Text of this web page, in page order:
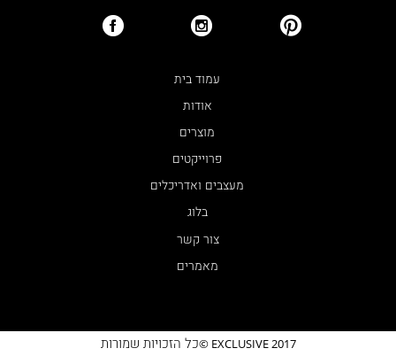
עמוד בית
אודות
מוצרים
פרוייקטים
מעצבים ואדריכלים
בלוג
צור קשר
מאמרים
EXCLUSIVE 2017 © כל הזכויות שמורות